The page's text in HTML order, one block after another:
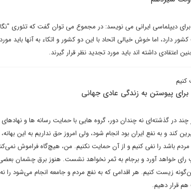
دیپلماسی ایرانی می نویسد: در مجموع می توان گفت که تئوری
دارد، اما خوش خیالی اتحاد با این دو کشور و اتکاء به آنها باید
اعتقادی داشته اند باید مورد تجدید نظر قرار گیرند.
کنیم
پیوستن به زندگی عادی جهانی
در گذشته‌ای نه چندان دور، گروه هایی با حمایت رسانه ها و
کند و به نفع ایران بود انجام شود، ولی امروز حق نداریم به این
باشد را نفی کنیم و از آن حمایت نکنیم. من، هیچ‌گاه فراموش
رای خواهد آورد و برجام به ثمر نخواهد نشست. هنوز برق چشمان
زیست کنیم. هر اقدامی که به نفع مردم و جامعه انجام می‌شود را نه
قرار دهیم.